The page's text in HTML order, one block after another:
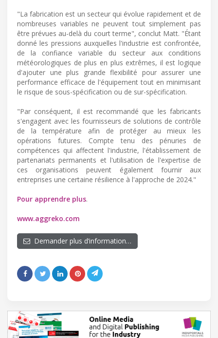
"La fabrication est un secteur qui évolue rapidement et de
nombreuses variables ne peuvent tout simplement pas
être prévues au-delà du court terme", conclut Matt. "Étant
donné les pressions auxquelles l'industrie est confrontée,
de la confiance variable du secteur aux conditions
météorologiques de plus en plus extrêmes, il est logique
d'ajouter une plus grande flexibilité pour assurer une
performance efficace de l'équipement tout en minimisant
le risque de sous-spécification ou de sur-spécification.
"Par conséquent, il est recommandé que les fabricants
s'engagent avec les fournisseurs de solutions de contrôle
de la température afin de protéger au mieux les
opérations futures. Compte tenu des pénuries de
compétences qui affectent l'industrie, l'établissement de
partenariats permanents et l'utilisation de l'expertise de
ces organisations peuvent également fournir aux
entreprises une certaine résilience à l'approche de 2024."
Pour apprendre plus.
www.aggreko.com
Demander plus d’information…